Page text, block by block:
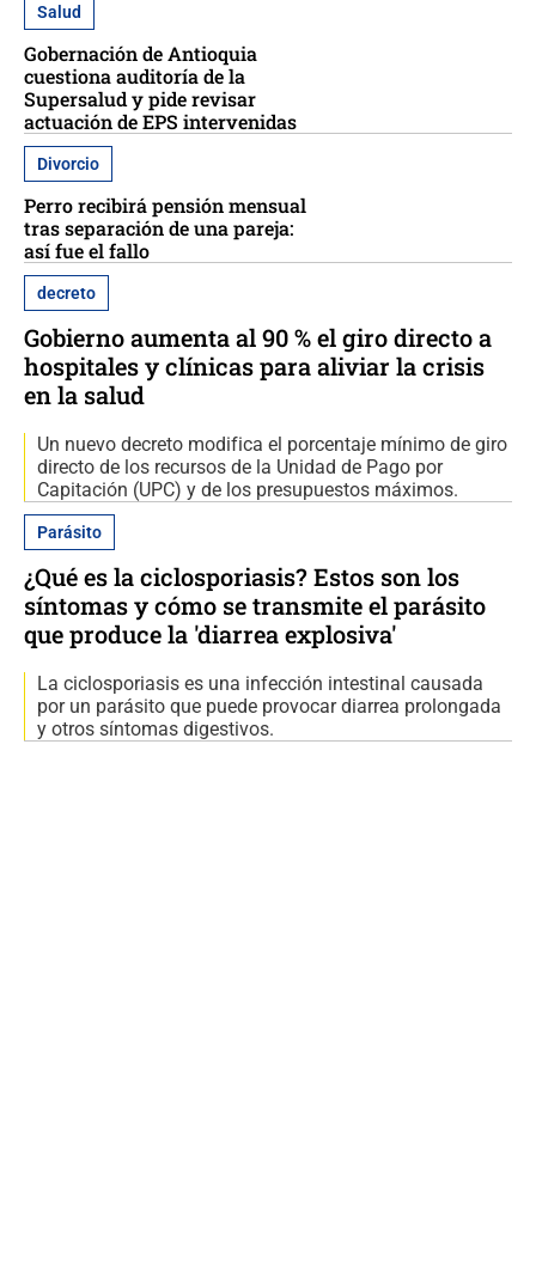
Salud
Gobernación de Antioquia
cuestiona auditoría de la
Supersalud y pide revisar
actuación de EPS intervenidas
Divorcio
Perro recibirá pensión mensual
tras separación de una pareja:
así fue el fallo
decreto
Gobierno aumenta al 90 % el giro directo a
hospitales y clínicas para aliviar la crisis
en la salud
Un nuevo decreto modifica el porcentaje mínimo de giro
directo de los recursos de la Unidad de Pago por
Capitación (UPC) y de los presupuestos máximos.
Parásito
¿Qué es la ciclosporiasis? Estos son los
síntomas y cómo se transmite el parásito
que produce la 'diarrea explosiva'
La ciclosporiasis es una infección intestinal causada
por un parásito que puede provocar diarrea prolongada
y otros síntomas digestivos.